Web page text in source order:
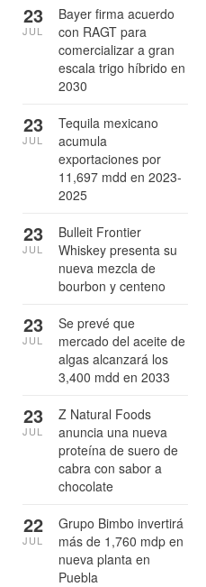
Bayer firma acuerdo
con RAGT para
comercializar a gran
escala trigo híbrido en
2030
23
JUL
Tequila mexicano
acumula
exportaciones por
11,697 mdd en 2023-
2025
23
JUL
Bulleit Frontier
Whiskey presenta su
nueva mezcla de
bourbon y centeno
23
JUL
Se prevé que
mercado del aceite de
algas alcanzará los
3,400 mdd en 2033
23
JUL
Z Natural Foods
anuncia una nueva
proteína de suero de
cabra con sabor a
chocolate
23
JUL
Grupo Bimbo invertirá
más de 1,760 mdp en
nueva planta en
Puebla
22
JUL